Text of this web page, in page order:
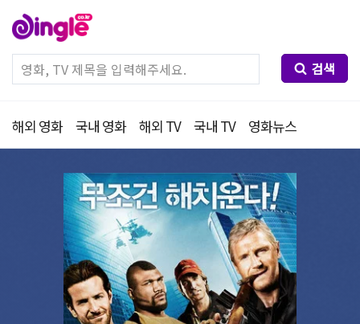
검색
해외 영화 국내 영화 해외 TV 국내 TV 영화뉴스